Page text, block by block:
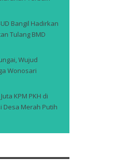
Bangil Hadirkan
Tulang BMD
Wujud
Wonosari
KPM PKH di
Desa Merah Putih